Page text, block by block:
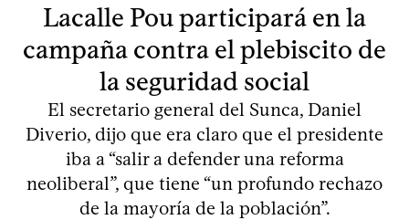
Lacalle Pou participará en la
campaña contra el plebiscito de
la seguridad social
El secretario general del Sunca, Daniel
Diverio, dijo que era claro que el presidente
iba a “salir a defender una reforma
neoliberal”, que tiene “un profundo rechazo
de la mayoría de la población”.